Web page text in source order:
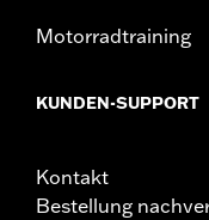
Motorradtraining
KUNDEN-SUPPORT
Kontakt
Bestellung